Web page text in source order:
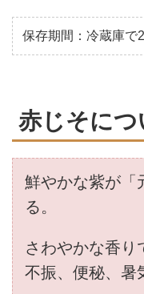
保存期間：冷蔵庫で
赤じそにつ
鮮やかな紫が「
る。
さわやかな香り
不振、便秘、暑